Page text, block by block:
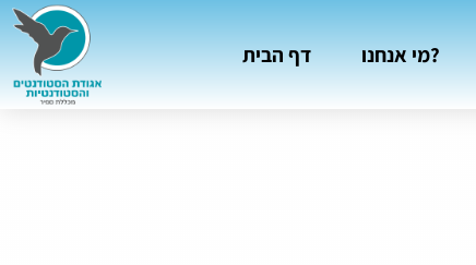
דף הבית מי אנחנו?